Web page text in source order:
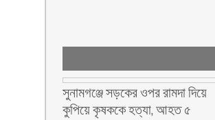
সুনামগঞ্জে সড়কের ওপর রামদা দিয়ে
কুপিয়ে কৃষককে হত্যা, আহত ৫